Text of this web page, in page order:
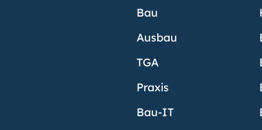
Bau
Ausbau
TGA
Praxis
Bau-IT